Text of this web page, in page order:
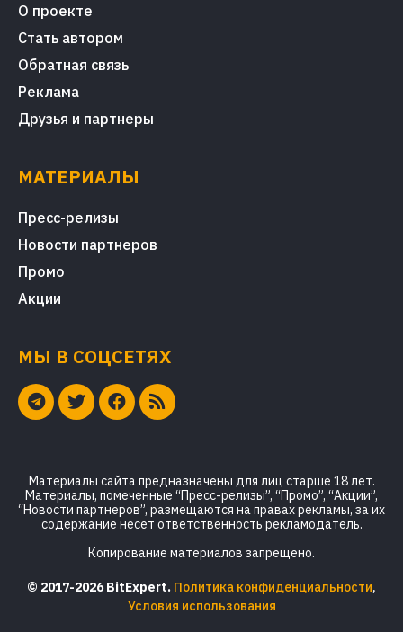
О проекте
Стать автором
Обратная связь
Реклама
Друзья и партнеры
МАТЕРИАЛЫ
Пресс-релизы
Новости партнеров
Промо
Акции
МЫ В СОЦСЕТЯХ
Материалы сайта предназначены для лиц старше 18 лет.
Материалы, помеченные “Пресс-релизы”, “Промо”, “Акции”,
“Новости партнеров”, размещаются на правах рекламы, за их
содержание несет ответственность рекламодатель.
Копирование материалов запрещено.
© 2017-2026 BitExpert. Политика конфиденциальности,
Условия использования